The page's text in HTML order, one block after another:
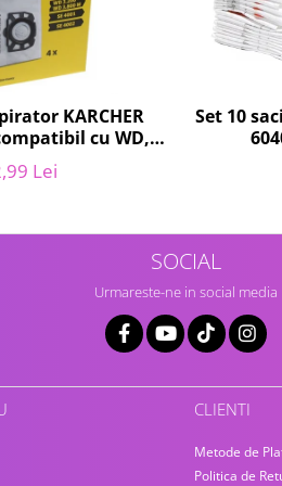
KARCHER
cu WD,
SELei
Set 10
SOCIAL
Urmareste-ne in social media
CLIENTI
Metode de
Politica de